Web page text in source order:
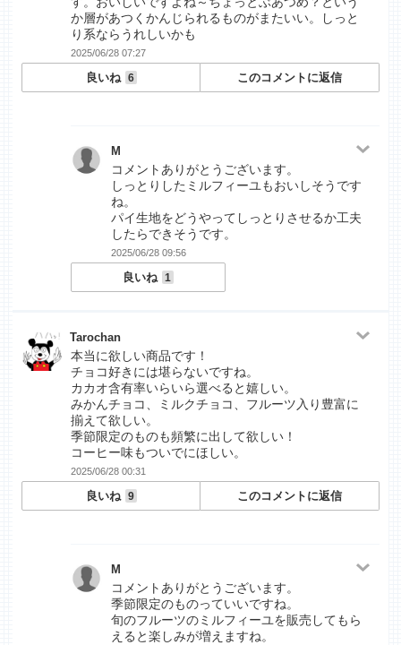
か層があつくかんじられるものがまたいい。しっと
り系ならうれしいかも
2025/06/28 07:27
良いね 6 このコメントに返信
M
コメントありがとうございます。
しっとりしたミルフィーユもおいしそうです
ね。
パイ生地をどうやってしっとりさせるか工夫
したらできそうです。
2025/06/28 09:56
良いね 1
Tarochan
本当に欲しい商品です！
チョコ好きには堪らないですね。
カカオ含有率いらいら選べると嬉しい。
みかんチョコ、ミルクチョコ、フルーツ入り豊富に
揃えて欲しい。
季節限定のものも頻繁に出して欲しい！
コーヒー味もついでにほしい。
2025/06/28 00:31
良いね 9 このコメントに返信
M
コメントありがとうございます。
季節限定のものっていいですね。
旬のフルーツのミルフィーユを販売してもら
えると楽しみが増えますね。